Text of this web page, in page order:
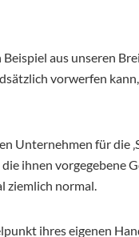
aus unseren
vorwerfen
Unternehmen für die
ihnen vorgegebene
ziemlich normal.
ihres eigenen